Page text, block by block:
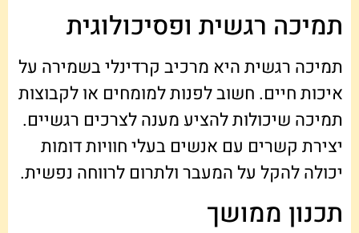
תמיכה רגשית ופסיכולוגית
תמיכה רגשית היא מרכיב קרדינלי בשמירה על
איכות חיים. חשוב לפנות למומחים או לקבוצות
תמיכה שיכולות להציע מענה לצרכים רגשיים.
יצירת קשרים עם אנשים בעלי חוויות דומות
יכולה להקל על המעבר ולתרום לרווחה נפשית.
תכנון ממושך